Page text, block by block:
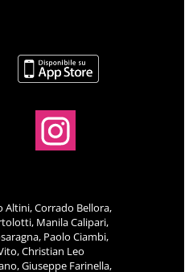
Altini, Corrado Bellora,
Manila Calipari,
Paolo Ciambi,
Christian Leo
Giuseppe Farinella,